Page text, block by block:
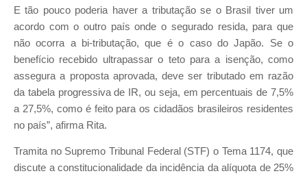
E tão pouco poderia haver a tributação se o Brasil tiver um
acordo com o outro país onde o segurado resida, para que
não ocorra a bi-tributação, que é o caso do Japão. Se o
benefício recebido ultrapassar o teto para a isenção, como
assegura a proposta aprovada, deve ser tributado em razão
da tabela progressiva de IR, ou seja, em percentuais de 7,5%
a 27,5%, como é feito para os cidadãos brasileiros residentes
no país”, afirma Rita.
Tramita no Supremo Tribunal Federal (STF) o Tema 1174, que
discute a constitucionalidade da incidência da alíquota de 25%